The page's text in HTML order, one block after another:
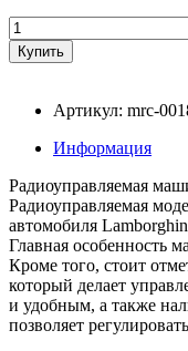
Артикул: mrc-
Информация
Радиоуправляемая
Радиоуправляемая
автомобиля
Главная особенность
Кроме того, стоит
который делает
и удобным, а также
позволяет